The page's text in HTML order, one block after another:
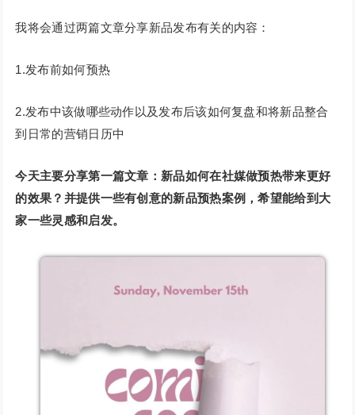
我将会通过两篇文章分享新品发布有关的内容：
1.发布前如何预热
2.发布中该做哪些动作以及发布后该如何复盘和将新品整合
到日常的营销日历中
今天主要分享第一篇文章：新品如何在社媒做预热带来更好
的效果？并提供一些有创意的新品预热案例，希望能给到大
家一些灵感和启发。